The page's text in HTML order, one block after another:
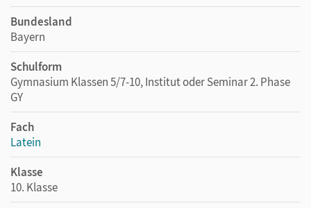
Bundesland
Bayern
Schulform
Gymnasium Klassen 5/7-10, Institut oder Seminar 2. Phase
GY
Fach
Latein
Klasse
10. Klasse